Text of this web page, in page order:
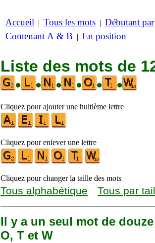
Accueil | Tous les mots | Débutant par
Contenant A & B | En position
Liste des mots de
•
• • • • •
Cliquez pour ajouter une huitième lettre
Cliquez pour enlever une lettre
Cliquez pour changer la taille des mots
Tous alphabétique Tous par
Il y a un seul mot de
O, T et W